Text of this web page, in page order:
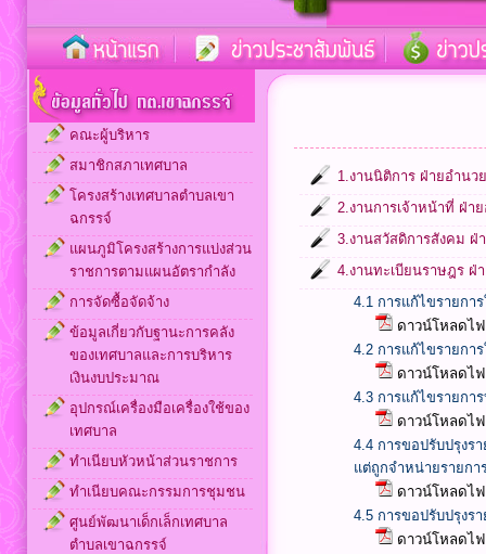
คณะผู้บริหาร
สมาชิกสภาเทศบาล
โครงสร้างเทศบาลตำบลเขา
ฉกรรจ์
แผนภูมิโครงสร้างการแบ่งส่วน
ราชการตามแผนอัตรากำลัง
การจัดซื้อจัดจ้าง
ข้อมูลเกี่ยวกับฐานะการคลัง
ของเทศบาลและการบริหาร
เงินงบประมาณ
อุปกรณ์เครื่องมือเครื่องใช้ของ
เทศบาล
ทำเนียบหัวหน้าส่วนราชการ
ทำเนียบคณะกรรมการชุมชน
ศูนย์พัฒนาเด็กเล็กเทศบาล
ตำบลเขาฉกรรจ์
1.งานนิติการ ฝ่ายอำนว
2.งานการเจ้าหน้าที่ ฝ่า
3.งานสวัสดิการสังคม ฝ่
4.งานทะเบียนราษฎร ฝ่
4.1 การแก้ไขรายกา
ดาวน์โหลดไ
4.2 การแก้ไขรายกา
ดาวน์โหลดไ
4.3 การแก้ไขรายกา
ดาวน์โหลดไ
4.4 การขอปรับปรุง
แต่ถูกจำหน่ายรายกา
ดาวน์โหลดไ
4.5 การขอปรับปรุง
ดาวน์โหลดไ